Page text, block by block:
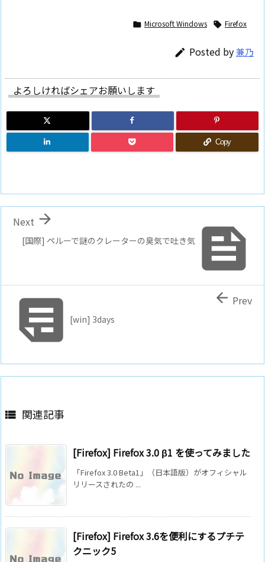
 Microsoft Windows  Firefox
 Posted by兼乃
よろしければシェアお願いします
Copy

[国際] ペルーで謎のクレーターの臭気で吐き気

Next
[win] 3days
 Prev
 関連記事
[Firefox] Firefox 3.0 β1 を使ってみました
「Firefox 3.0 Beta1」（日本語版）がオフィシャル
リリースされたの ...
[Firefox] Firefox 3.6を便利にするプチテ
クニック5